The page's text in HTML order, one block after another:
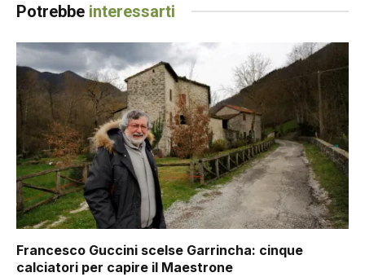
Potrebbe interessarti
Francesco Guccini scelse Garrincha: cinque
calciatori per capire il Maestrone